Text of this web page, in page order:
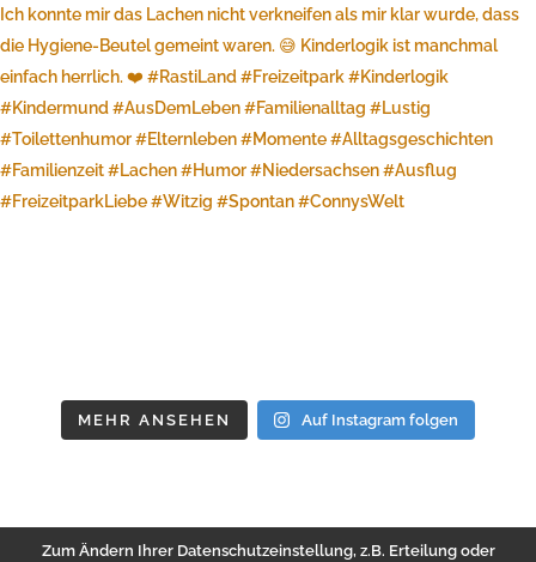
MEHR ANSEHEN Auf Instagram folgen
Zum Ändern Ihrer Datenschutzeinstellung, z.B. Erteilung oder